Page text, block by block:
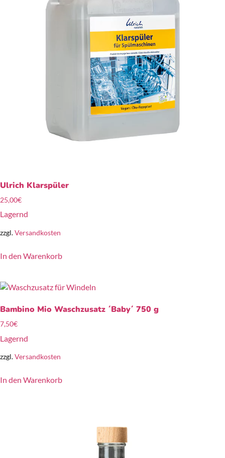
Ulrich Klarspüler
25,00€
Lagernd
zzgl.Versandkosten
In den Warenkorb
Bambino Mio Waschzusatz ´Baby´ 750 g
7,50€
Lagernd
zzgl.Versandkosten
In den Warenkorb